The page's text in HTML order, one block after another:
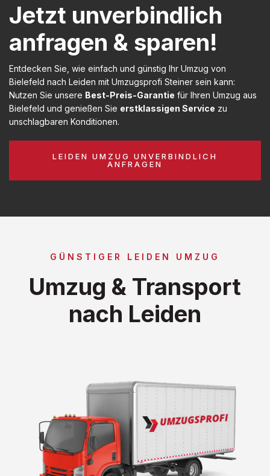
Jetzt unverbindlich
anfragen & sparen!
Entdecken Sie, wie einfach und günstig Ihr Umzug von
Bielefeld nach Leiden mit Umzugsprofi Steiner sein kann:
Nutzen Sie unsere Best-Preis-Garantie für Ihren Umzug aus
Bielefeld und genießen Sie erstklassigen Service zu
unschlagbaren Konditionen.
LEIDEN UMZUG UNVERBINDLICH
ANFRAGEN
GÜNSTIGER LEIDEN UMZUG
Umzug & Transport
nach Leiden